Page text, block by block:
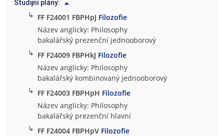
Studijní plány:
↳ FF F24001 FBPHpJ Filozofie
Název anglicky: Philosophy
bakalářský prezenční jednooborový
↳ FF F24009 FBPHkJ Filozofie
Název anglicky: Philosophy
bakalářský kombinovaný jednooborový
↳ FF F24003 FBPHpH Filozofie
Název anglicky: Philosophy
bakalářský prezenční hlavní
↳ FF F24004 FBPHpV Filozofie